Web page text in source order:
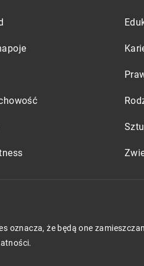
oznacza, że będą one
.